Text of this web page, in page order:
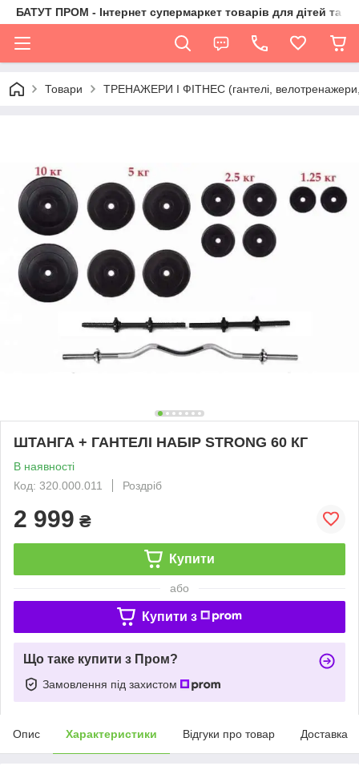
БАТУТ ПРОМ - Інтернет супермаркет товарів для дітей та їх
Товари ТРЕНАЖЕРИ І ФІТНЕС (гантелі, велотренажери,
ШТАНГА + ГАНТЕЛІ НАБІР STRONG 60 КГ
В наявності
Код: 320.000.011
Роздріб
2 999 ₴
Купити
або
Купити з
Що таке купити з Пром?
Замовлення під захистом
Опис Характеристики Відгуки про товар Доставка